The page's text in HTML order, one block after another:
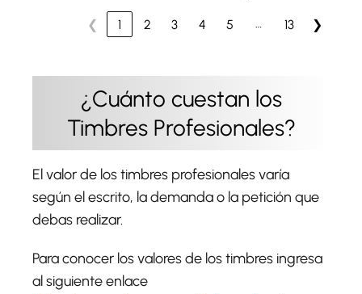
❮ 1 2 3 4 5 … 13 ❯
¿Cuánto cuestan los
Timbres Profesionales?
El valor de los timbres profesionales varía
según el escrito, la demanda o la petición que
debas realizar.
Para conocer los valores de los timbres ingresa
al siguiente enlace